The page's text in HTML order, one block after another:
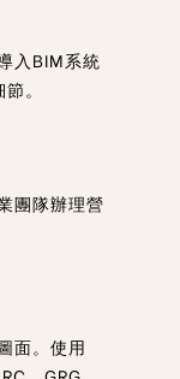
入BIM系統
。
團隊辦理營
面。使用